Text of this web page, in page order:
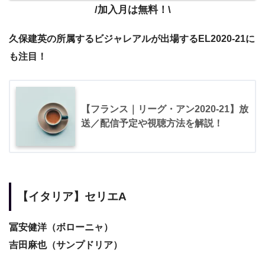
/加入月は無料！\
久保建英の所属するビジャレアルが出場する EL2020-21に
も注目！
【フランス｜リーグ・アン2020-21】放
送／配信予定や視聴方法を解説！
【イタリア】セリエA
冨安健洋（ボローニャ）
吉田麻也（サンプドリア）